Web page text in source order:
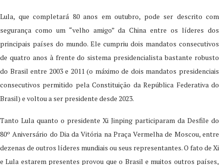
Lula, que completará 80 anos em outubro, pode ser descrito com
segurança como um “velho amigo” da China entre os líderes dos
principais países do mundo. Ele cumpriu dois mandatos consecutivos
de quatro anos à frente do sistema presidencialista bastante robusto
do Brasil entre 2003 e 2011 (o máximo de dois mandatos presidenciais
consecutivos permitido pela Constituição da República Federativa do
Brasil) e voltou a ser presidente desde 2023.
Tanto Lula quanto o presidente Xi Jinping participaram da Desfile do
80º Aniversário do Dia da Vitória na Praça Vermelha de Moscou, entre
dezenas de outros líderes mundiais ou seus representantes. O fato de Xi
e Lula estarem presentes provou que o Brasil e muitos outros países,